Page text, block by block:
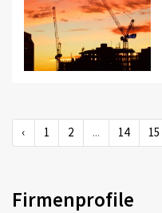
‹ 1 2 ... 14 15
Firmenprofile